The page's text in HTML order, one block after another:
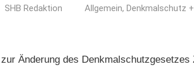
SHB Redaktion Allgemein, Denkmalschutz
Änderung des Denkmalschutzgesetzes